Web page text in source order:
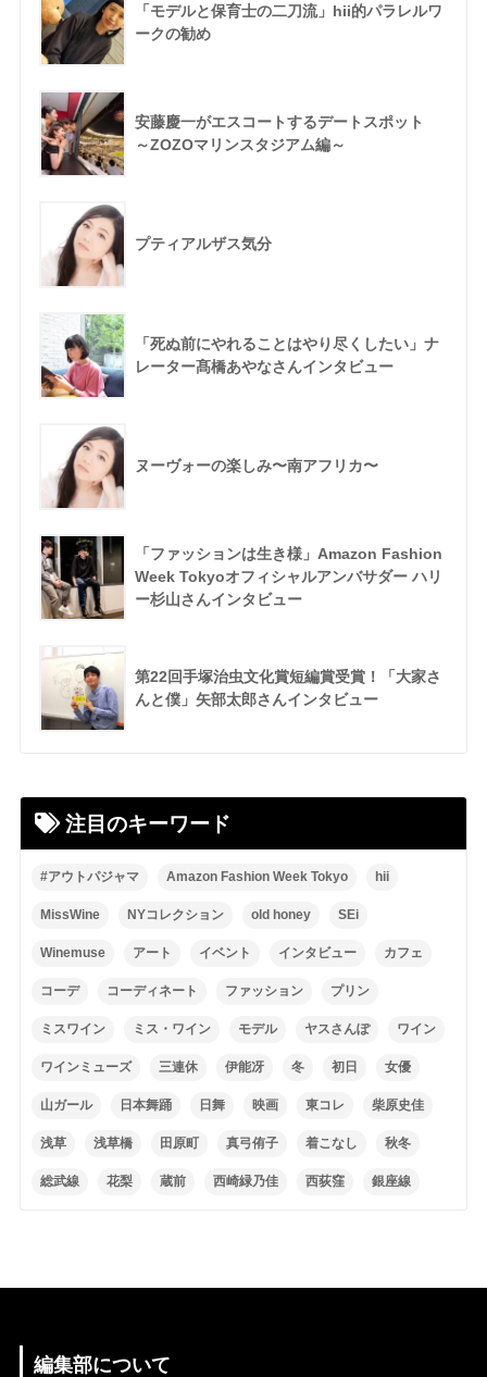
「モデルと保育士の二刀流」hii的パラレルワ
ークの勧め
安藤慶一がエスコートするデートスポット
～ZOZOマリンスタジアム編～
プティアルザス気分
「死ぬ前にやれることはやり尽くしたい」ナ
レーター髙橋あやなさんインタビュー
ヌーヴォーの楽しみ〜南アフリカ〜
「ファッションは生き様」Amazon Fashion
Week Tokyoオフィシャルアンバサダー ハリ
ー杉山さんインタビュー
第22回手塚治虫文化賞短編賞受賞！「大家さ
んと僕」矢部太郎さんインタビュー
注目のキーワード
#アウトパジャマ Amazon Fashion Week Tokyo hii
MissWine NYコレクション old honey SEi
Winemuse アート イベント インタビュー カフェ
コーデ コーディネート ファッション プリン
ミスワイン ミス・ワイン モデル ヤスさんぽ ワイン
ワインミューズ 三連休 伊能冴 冬 初日 女優
山ガール 日本舞踊 日舞 映画 東コレ 柴原史佳
浅草 浅草橋 田原町 真弓侑子 着こなし 秋冬
総武線 花梨 蔵前 西崎緑乃佳 西荻窪 銀座線
編集部について